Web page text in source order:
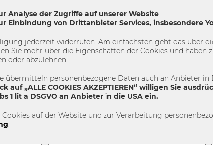
mit
Analyse der Zugriffe auf unserer Website
Einbindung von Drittanbieter Services, insbesondere
jederzeit widerrufen. Am einfachsten geht das über
Sie mehr über die Eigenschaften der Cookies und haben
oder abzulehnen.
übermitteln personenbezogene Daten auch an Anbieter in
auf „ALLE COOKIES AKZEPTIEREN“ willigen Sie
1 lit a DSGVO an Anbieter in die USA ein.
auf der Website und zur Verarbeitung
.